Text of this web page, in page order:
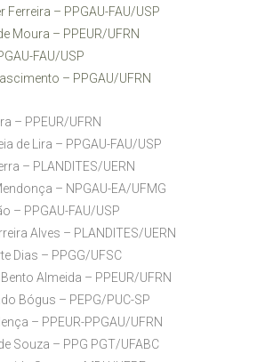
Ferreira – PPGAU-FAU/USP
Moura – PPEUR/UFRN
FAU/USP
– PPGAU/UFRN
– PPEUR/UFRN
de Lira – PPGAU-FAU/USP
– PLANDITES/UERN
– NPGAU-EA/UFMG
– PPGAU-FAU/USP
Alves – PLANDITES/UERN
Dias – PPGG/UFSC
Almeida – PPEUR/UFRN
Bógus – PEPG/PUC-SP
– PPEUR-PPGAU/UFRN
Souza – PPG PGT/UFABC